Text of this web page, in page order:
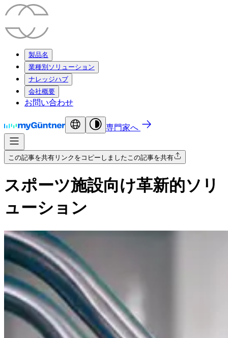
製品名
業種別ソリューション
ナレッジハブ
会社概要
お問い合わせ
専門家へ
この記事を共有 リンクをコピーしましたこの記事を共有
スポーツ施設向け革新的ソリ
ューション